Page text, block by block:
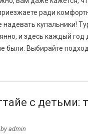
ради
надевать купальники!
и здесь каждый год
были. Выбирайте
с детьми:
by admin